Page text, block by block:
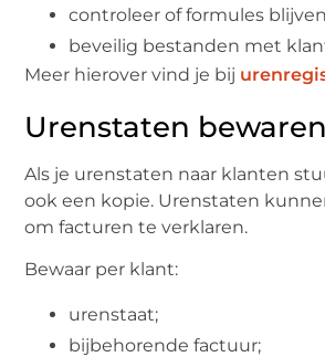
controleer of formules
beveilig bestanden met
Meer hierover vind je bij
Urenstaten bewaren
Als je urenstaten naar klanten
ook een kopie. Urenstaten
om facturen te verklaren.
Bewaar per klant:
urenstaat;
bijbehorende factuur;